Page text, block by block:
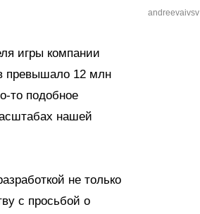
игры компании
превышало 12 млн
то подобное
нашей
не только
с просьбой о
andreevaivsv